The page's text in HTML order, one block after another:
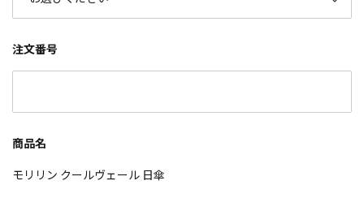
注文番号
商品名
モリリン クールヴェール 日傘